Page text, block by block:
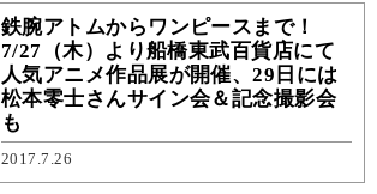
鉄腕アトムからワンピースまで！
7/27（木）より船橋東武百貨店にて
人気アニメ作品展が開催、29日には
松本零士さんサイン会＆記念撮影会
も
2017.7.26